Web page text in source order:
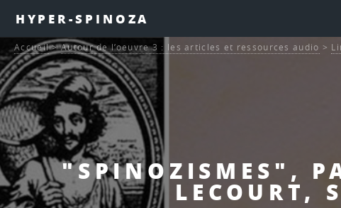
HYPER-SPINOZA
"SPINOZISMES",
LECOURT,
Accueil>Autour de l’oeuvre 3 : les articles et ressources audio >